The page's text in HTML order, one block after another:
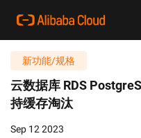
新功能/规格
云数据库 RDS
持缓存淘汰
Sep 12 2023